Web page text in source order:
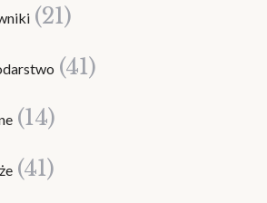
(21)
(41)
(14)
(41)